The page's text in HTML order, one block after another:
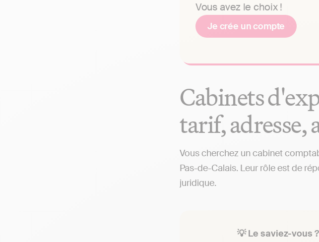
Vous avez le choix !
Je crée un compte
Cabinets
tarif, adresse,
Vous cherchez un cabinet
Pas-de-Calais. Leur rôle est de
juridique.
💡 Le saviez-vous ?